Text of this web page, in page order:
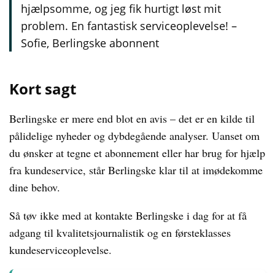
hjælpsomme, og jeg fik hurtigt løst mit
problem. En fantastisk serviceoplevelse! –
Sofie, Berlingske abonnent
Kort sagt
Berlingske er mere end blot en avis – det er en kilde til
pålidelige nyheder og dybdegående analyser. Uanset om
du ønsker at tegne et abonnement eller har brug for hjælp
fra kundeservice, står Berlingske klar til at imødekomme
dine behov.
Så tøv ikke med at kontakte Berlingske i dag for at få
adgang til kvalitetsjournalistik og en førsteklasses
kundeserviceoplevelse.